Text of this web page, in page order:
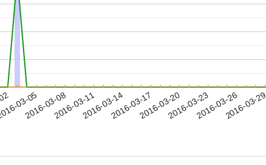
03-05
2016-03-082016-03-112016-03-142016-03-172016-03-202016-03-232016-03-262016-03-29